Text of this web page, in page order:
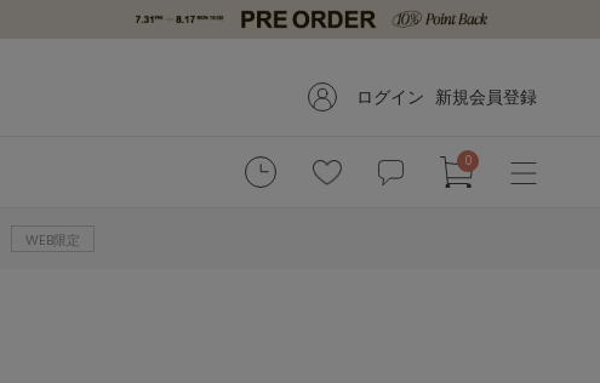
ログイン 新規会員登録
0
WEB限定